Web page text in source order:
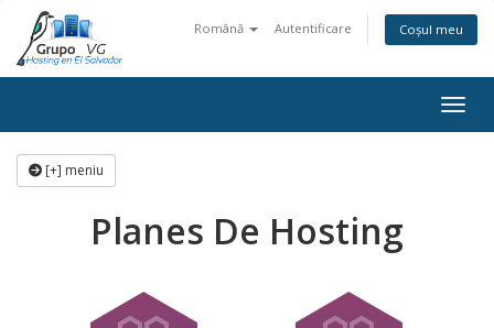
Română Autentificare Coșul meu
[+] meniu
Planes De Hosting